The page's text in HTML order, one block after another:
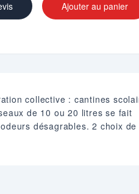
Ajouter au panier
collective : cantines
de 10 ou 20 litres se fait
désagrables. 2 choix de